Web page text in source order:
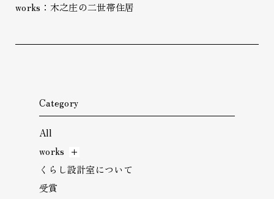
works：木之庄の二世帯住居
Category
All
works
くらし設計室について
受賞